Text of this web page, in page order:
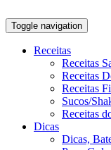
Toggle navigation
Receitas
Receitas
Receitas
Receitas
Sucos/
Receitas
Dicas
Dicas,